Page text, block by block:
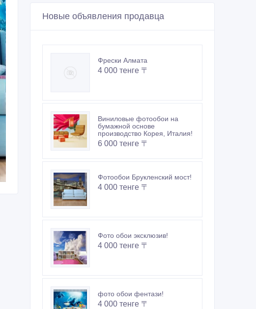
Новые объявления продавца
Фрески Алмата
4 000 тенге 〒
Виниловые фотообои на
бумажной основе
производство Корея, Италия!
6 000 тенге 〒
Фотообои Брукленский мост!
4 000 тенге 〒
Фото обои эксклюзив!
4 000 тенге 〒
фото обои фентази!
4 000 тенге 〒